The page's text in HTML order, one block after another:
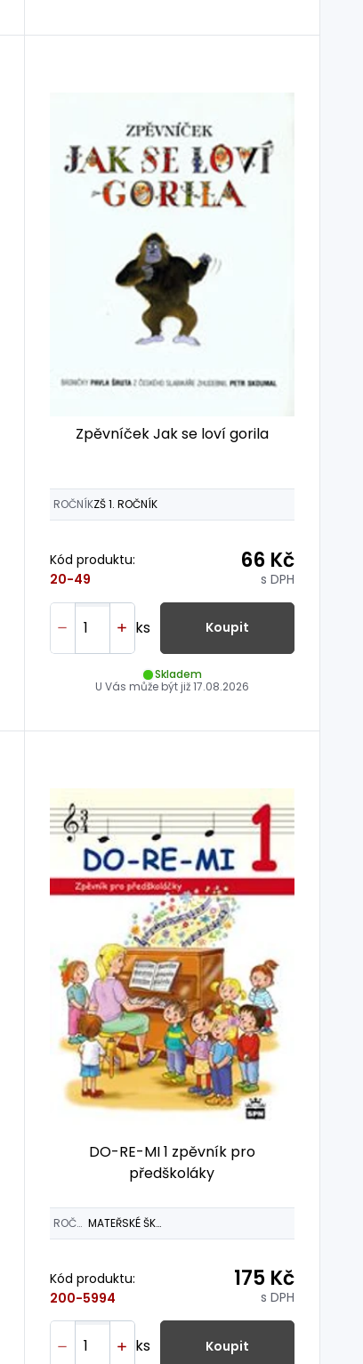
Zpěvníček Jak se loví gorila
ROČNÍKZŠ 1. ROČNÍK
Kód produktu:
20-49
66 Kč
s DPH
ks Koupit
Skladem
U Vás může být již17.08.2026
DO-RE-MI 1 zpěvník pro
předškoláky
ROČNÍK MATEŘSKÉ ŠKOLY
Kód produktu:
200-5994
175 Kč
s DPH
ks Koupit